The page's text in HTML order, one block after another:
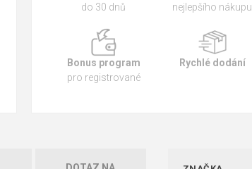
do 30 dnů
nejlepšího nákupu
Bonus program
pro registrované
Rychlé dodání